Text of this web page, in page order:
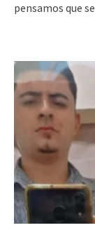
pensamos que se